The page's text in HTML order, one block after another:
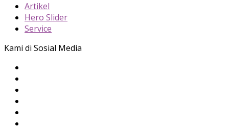
Artikel
Hero Slider
Service
Kami di Sosial Media